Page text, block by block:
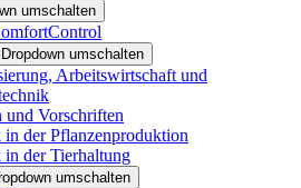
umschalten
Dropdown umschalten
Arbeitswirtschaft und
und Vorschriften
in der Pflanzenproduktion
in der Tierhaltung
umschalten